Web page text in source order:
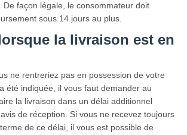
De façon légale, le consommateur doit
sous 14 jours au plus.
la livraison est en
ne rentreriez pas en possession de votre
été indiquée, il vous faut demander au
la livraison dans un délai additionnel
de réception. Si vous ne recevez toujours
de ce délai, il vous est possible de